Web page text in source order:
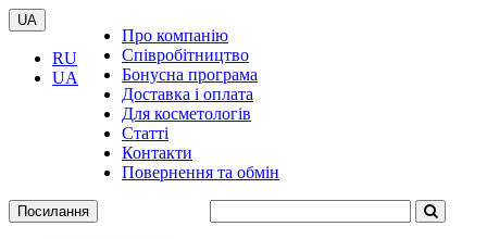
UA
RU
UA
Про компанію
Співробітництво
Бонусна програма
Доставка і оплата
Для косметологів
Статті
Контакти
Повернення та обмін
Посилання